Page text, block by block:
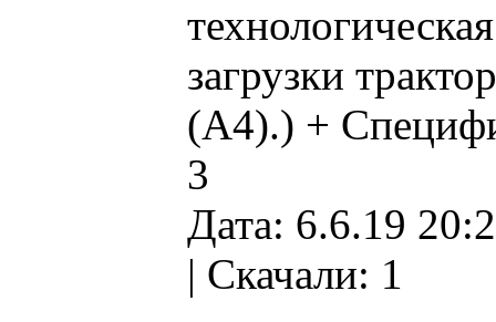
загрузки
(А4).) +
3
Дата: 6.6.19
| Скачали: 1